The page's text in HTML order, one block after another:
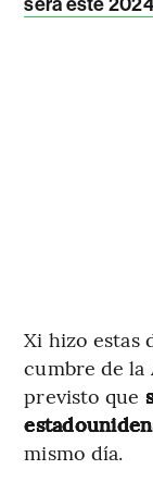
Xi hizo estas
cumbre de la
previsto que
mismo día.